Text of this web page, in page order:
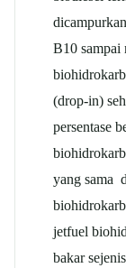
B10 sampai
(drop-in)
persentase
yang sama
jetfuel
bakar